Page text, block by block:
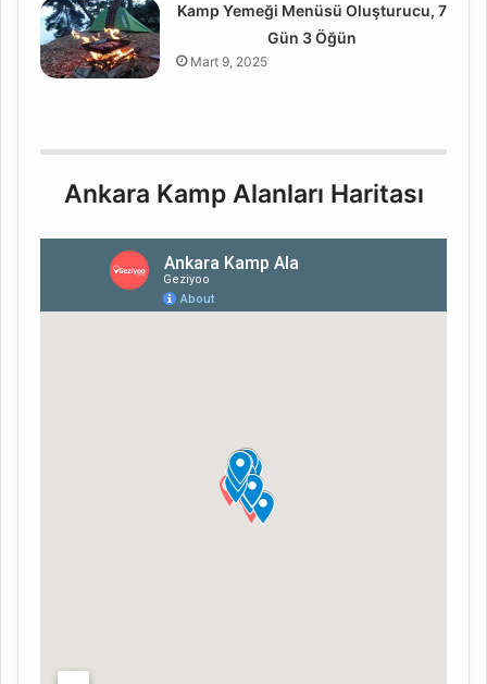
Kamp Yemeği Menüsü Oluşturucu, 7
Gün 3 Öğün
Mart 9, 2025
Ankara Kamp Alanları Haritası